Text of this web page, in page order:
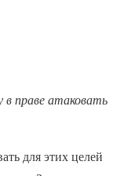
праве атаковать
для этих целей